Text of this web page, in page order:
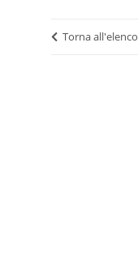
Torna all'elenco